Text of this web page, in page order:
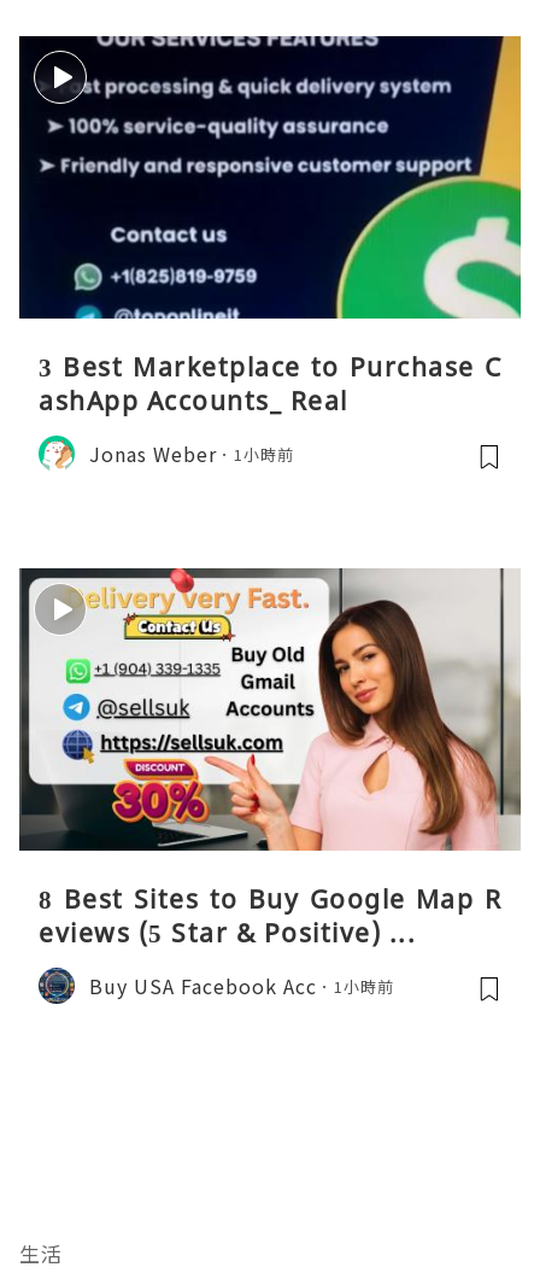
3 Best Marketplace to Purchase C
ashApp Accounts_ Real
Jonas Weber 1小時前
8 Best Sites to Buy Google Map R
eviews (5 Star & Positive) ...
Buy USA Facebook Acc 1小時前
生活